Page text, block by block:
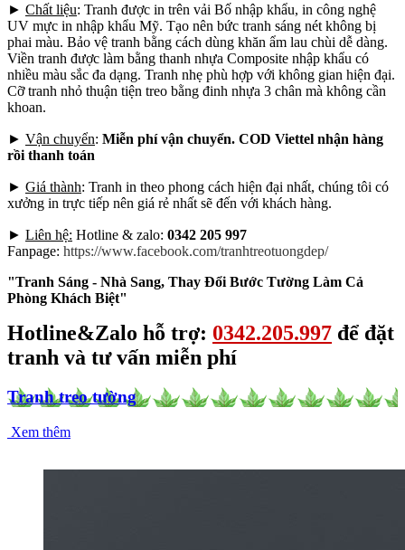
► Chất liệu: Tranh được in trên vải Bố nhập khẩu, in công nghệ
UV mực in nhập khẩu Mỹ. Tạo nên bức tranh sáng nét không bị
phai màu. Bảo vệ tranh bằng cách dùng khăn ẩm lau chùi dễ dàng.
Viền tranh được làm bằng thanh nhựa Composite nhập khẩu có
nhiều màu sắc đa dạng. Tranh nhẹ phù hợp với không gian hiện đại.
Cỡ tranh nhỏ thuận tiện treo bằng đinh nhựa 3 chân mà không cần
khoan.
► Vận chuyển: Miễn phí vận chuyển. COD Viettel nhận hàng
rồi thanh toán
► Giá thành: Tranh in theo phong cách hiện đại nhất, chúng tôi có
xưởng in trực tiếp nên giá rẻ nhất sẽ đến với khách hàng.
► Liên hệ: Hotline & zalo: 0342 205 997
Fanpage: https://www.facebook.com/tranhtreotuongdep/
"Tranh Sáng - Nhà Sang, Thay Đổi Bước Tường Làm Cả
Phòng Khách Biệt"
Hotline&Zalo hỗ trợ: 0342.205.997 để đặt
tranh và tư vấn miễn phí
Tranh treo tường
Xem thêm